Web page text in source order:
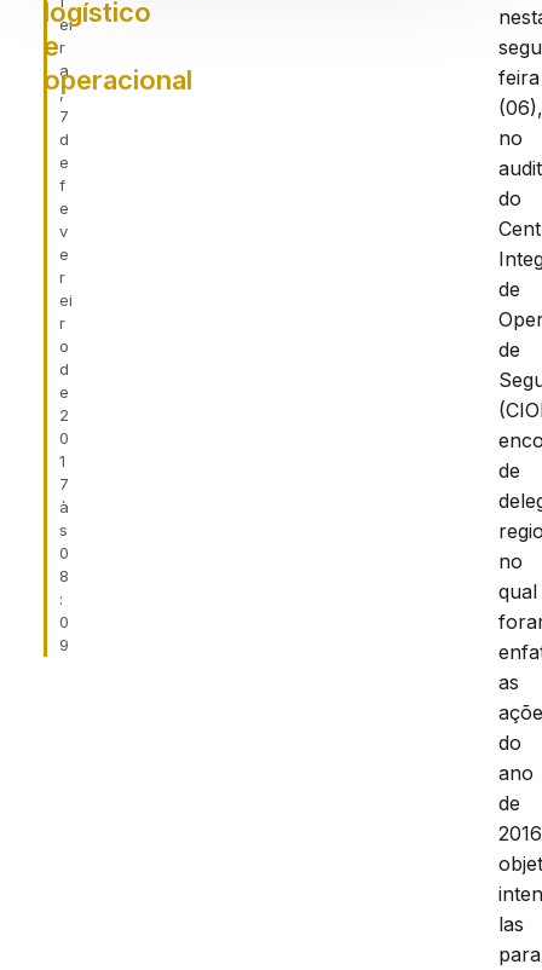
ei
r
a
,
7
d
e
f
e
v
e
r
ei
r
o
d
e
2
0
1
7
à
s
0
8
:
0
9
logístico
e
operacional
feira
no
do
de
de
de
no
qual
as
do
ano
de
las
para